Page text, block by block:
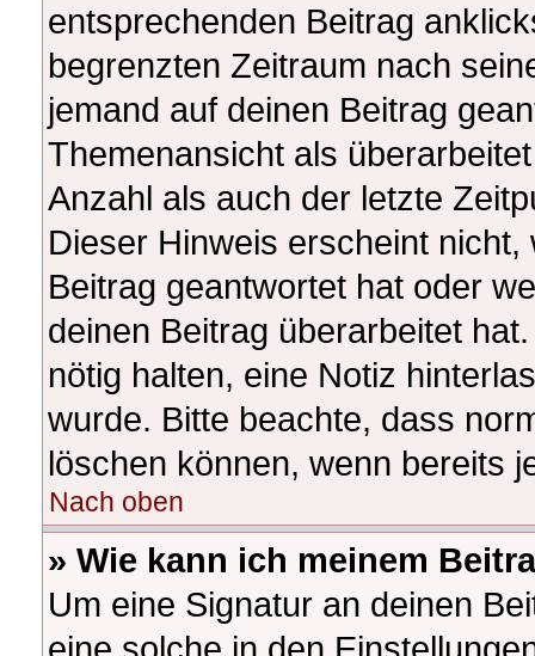
entsprechenden Beitrag
begrenzten Zeitraum nach
jemand auf deinen Beitrag
Themenansicht als
Anzahl als auch der letzte
Dieser Hinweis erscheint
Beitrag geantwortet hat oder
deinen Beitrag überarbeitet
nötig halten, eine Notiz
wurde. Bitte beachte, dass
löschen können, wenn bereits
Nach oben
» Wie kann ich meinem
Um eine Signatur an deinen